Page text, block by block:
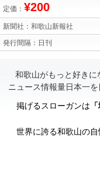
定価： ¥200
新聞社： 和歌山新報社
発行間隔： 日刊
和歌山がもっと好きに
ニュース情報量日本一を
掲げるスローガンは
世界に誇る和歌山の自